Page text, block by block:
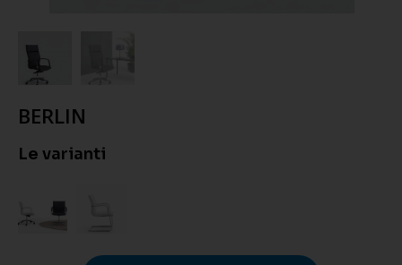
BERLIN
Le varianti